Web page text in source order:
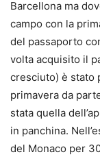
Barcellona ma
campo con la
del passaporto
volta acquisito il
cresciuto) è stato
primavera da
stata quella
in panchina.
del Monaco per